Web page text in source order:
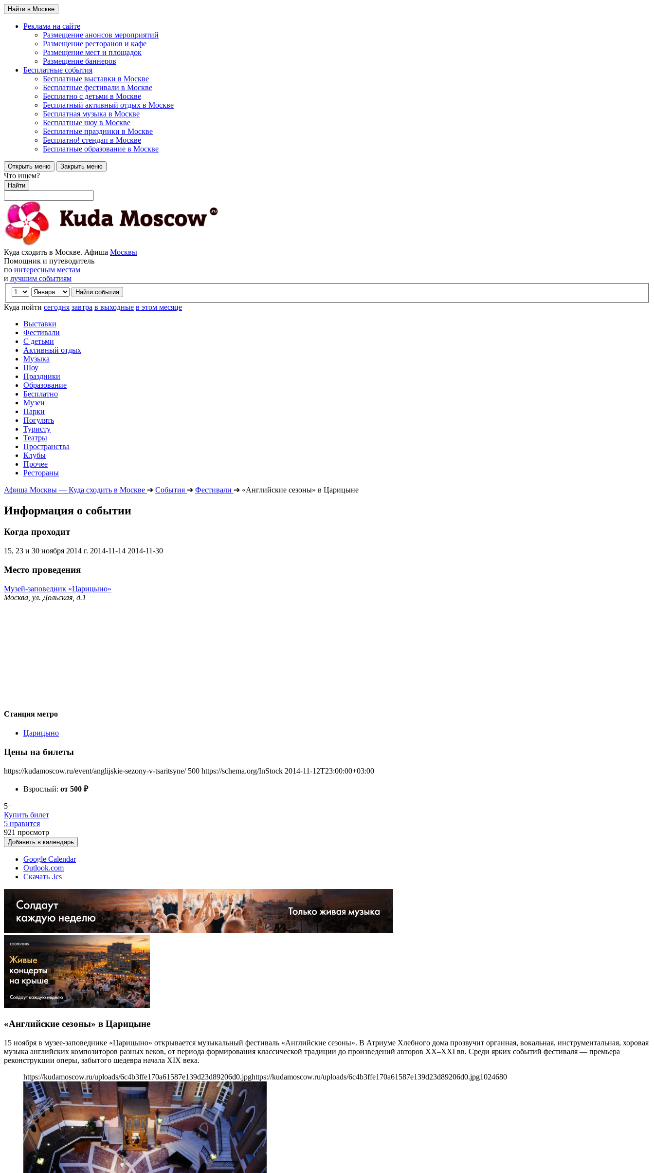
Найти в Москве
Реклама на сайте
Размещение анонсов мероприятий
Размещение ресторанов и кафе
Размещение мест и площадок
Размещение баннеров
Бесплатные события
Бесплатные выставки в Москве
Бесплатные фестивали в Москве
Бесплатно с детьми в Москве
Бесплатный активный отдых в Москве
Бесплатная музыка в Москве
Бесплатные шоу в Москве
Бесплатные праздники в Москве
Бесплатно! стендап в Москве
Бесплатные образование в Москве
Открыть меню Закрыть меню
Что ищем?
Найти
Куда сходить в Москве. Афиша Москвы
Помощник и путеводитель
по интересным местам
и лучшим событиям
Куда пойти сегодня завтра в выходные в этом месяце
Выставки
Фестивали
С детьми
Активный отдых
Музыка
Шоу
Праздники
Образование
Бесплатно
Музеи
Парки
Погулять
Туристу
Театры
Пространства
Клубы
Прочее
Рестораны
Афиша Москвы — Куда сходить в Москве ➔ События ➔ Фестивали ➔ «Английские сезоны» в Царицыне
Информация о событии
Когда проходит
15, 23 и 30 ноября 2014 г. 2014-11-14 2014-11-30
Место проведения
Музей-заповедник «Царицыно»
Москва, ул. Дольская, д.1
Станция метро
Царицыно
Цены на билеты
https://kudamoscow.ru/event/anglijskie-sezony-v-tsaritsyne/ 500 https://schema.org/InStock 2014-11-12T23:00:00+03:00
Взрослый: от 500 ₽
5+
Купить билет
5 нравится
921 просмотр
Добавить в календарь
Google Calendar
Outlook.com
Скачать .ics
«Английские сезоны» в Царицыне
15 ноября в музее-заповеднике «Царицыно» открывается музыкальный фестиваль «Английские сезоны». В Атриуме Хлебного дома прозвучит органная, вокальная, инструментальная, хоровая
музыка английских композиторов разных веков, от периода формирования классической традиции до произведений авторов XX–XXI вв. Среди ярких событий фестиваля — премьера
реконструкции оперы, забытого шедевра начала XIX века.
https://kudamoscow.ru/uploads/6c4b3ffe170a61587e139d23d89206d0.jpghttps://kudamoscow.ru/uploads/6c4b3ffe170a61587e139d23d89206d0.jpg1024680